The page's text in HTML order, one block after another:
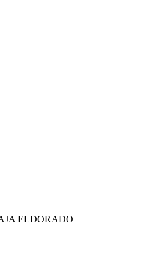
ELDORADO